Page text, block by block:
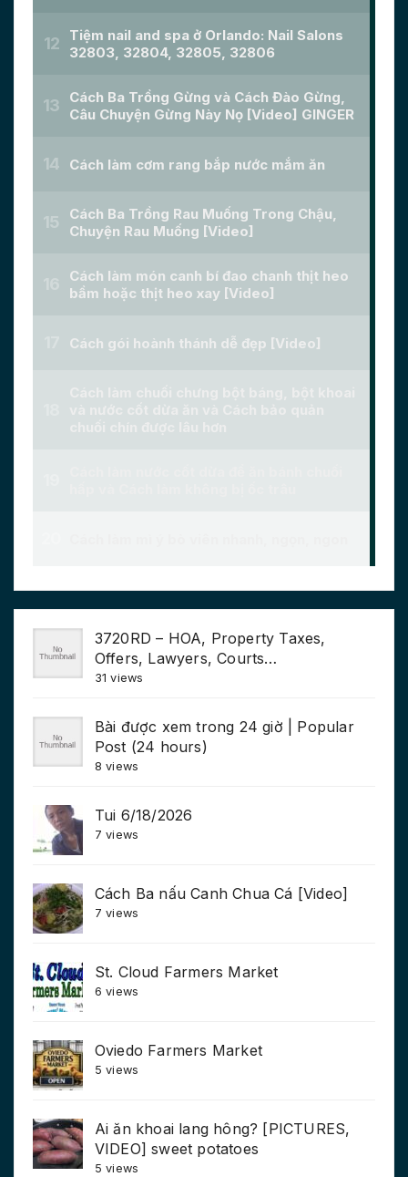
3720RD – HOA, Property Taxes,
Offers, Lawyers, Courts…
31 views
Bài được xem trong 24 giờ | Popular
Post (24 hours)
8 views
Tui 6/18/2026
7 views
Cách Ba nấu Canh Chua Cá [Video]
7 views
St. Cloud Farmers Market
6 views
Oviedo Farmers Market
5 views
Ai ăn khoai lang hông? [PICTURES,
VIDEO] sweet potatoes
5 views